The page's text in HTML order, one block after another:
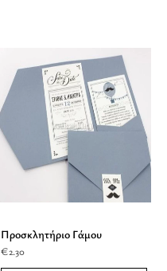
Προσκλητήριο Γάμου
€2.30